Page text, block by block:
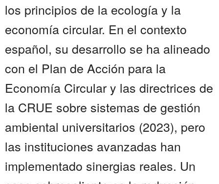
los principios de la ecología y la
economía circular. En el contexto
español, su desarrollo se ha alineado
con el Plan de Acción para la
Economía Circular y las directrices de
la CRUE sobre sistemas de gestión
ambiental universitarios (2023), pero
las instituciones avanzadas han
implementado sinergias reales. Un